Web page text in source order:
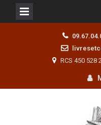
RCS 450 528